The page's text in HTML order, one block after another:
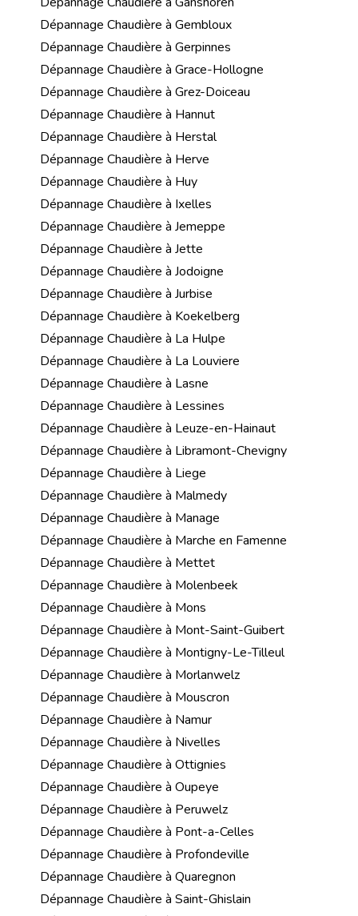
Dépannage Chaudière à Gembloux
Dépannage Chaudière à Gerpinnes
Dépannage Chaudière à Grace-Hollogne
Dépannage Chaudière à Grez-Doiceau
Dépannage Chaudière à Hannut
Dépannage Chaudière à Herstal
Dépannage Chaudière à Herve
Dépannage Chaudière à Huy
Dépannage Chaudière à Ixelles
Dépannage Chaudière à Jemeppe
Dépannage Chaudière à Jette
Dépannage Chaudière à Jodoigne
Dépannage Chaudière à Jurbise
Dépannage Chaudière à Koekelberg
Dépannage Chaudière à La Hulpe
Dépannage Chaudière à La Louviere
Dépannage Chaudière à Lasne
Dépannage Chaudière à Lessines
Dépannage Chaudière à Leuze-en-Hainaut
Dépannage Chaudière à Libramont-Chevigny
Dépannage Chaudière à Liege
Dépannage Chaudière à Malmedy
Dépannage Chaudière à Manage
Dépannage Chaudière à Marche en Famenne
Dépannage Chaudière à Mettet
Dépannage Chaudière à Molenbeek
Dépannage Chaudière à Mons
Dépannage Chaudière à Mont-Saint-Guibert
Dépannage Chaudière à Montigny-Le-Tilleul
Dépannage Chaudière à Morlanwelz
Dépannage Chaudière à Mouscron
Dépannage Chaudière à Namur
Dépannage Chaudière à Nivelles
Dépannage Chaudière à Ottignies
Dépannage Chaudière à Oupeye
Dépannage Chaudière à Peruwelz
Dépannage Chaudière à Pont-a-Celles
Dépannage Chaudière à Profondeville
Dépannage Chaudière à Quaregnon
Dépannage Chaudière à Saint-Ghislain